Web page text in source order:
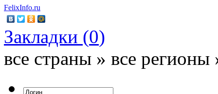
FelixInfo.ru
Закладки (0)
все страны » все регионы